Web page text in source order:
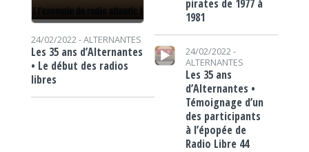
24/02/2022 -ALTERNANTES
Les 35 ans d’Alternantes
• Le début des radios
libres
pirates de 1977 à
1981
Lecteur audio
24/02/2022 -
ALTERNANTES
Les 35 ans
d’Alternantes •
Témoignage d’un
des participants
à l’épopée de
Radio Libre 44